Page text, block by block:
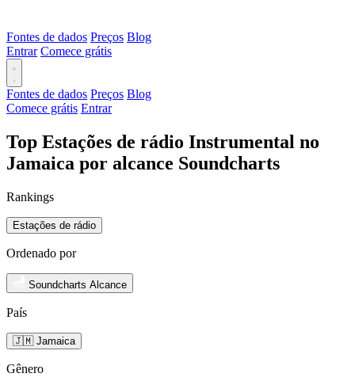
Fontes de dados Preços Blog
Entrar Comece grátis
Fontes de dados Preços Blog
Comece grátis Entrar
Top Estações de rádio Instrumental no
Jamaica por alcance Soundcharts
Rankings
Estações de rádio
Ordenado por
Soundcharts Alcance
País
🇯🇲 Jamaica
Gênero